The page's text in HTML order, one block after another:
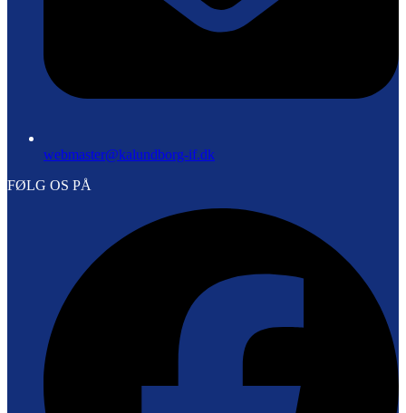
webmaster@kalundborg-if.dk
FØLG OS PÅ